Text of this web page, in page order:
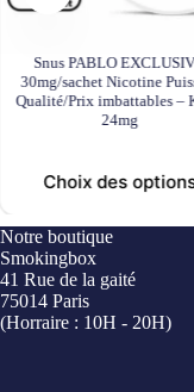
Snus PABLO
30mg/sachet Nicotine
Qualité/Prix imbattables –
24mg
Notre boutique
Smokingbox
41 Rue de la gaité
75014 Paris
(Horraire : 10H - 20H)